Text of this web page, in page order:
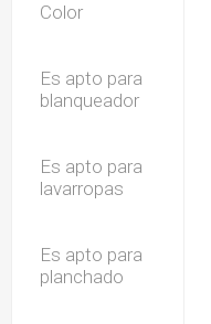
Color
Es apto para
blanqueador
Es apto para
lavarropas
Es apto para
planchado